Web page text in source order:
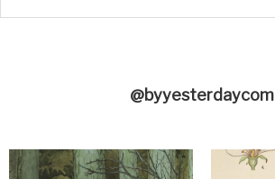
@byyesterdaycom